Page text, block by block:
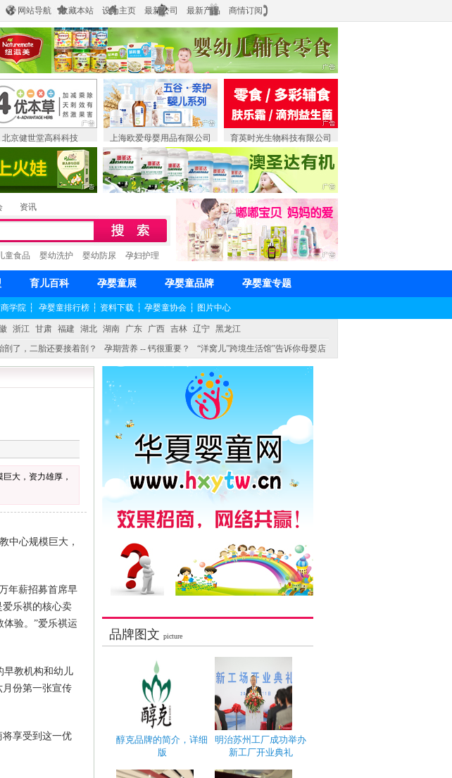
网站导航 收藏本站 设为主页 最新公司 最新产品 商情订阅
北京健世堂高科科技 上海欧爱母婴用品有限公司 育英时光生物科技有限公司
资讯
童食品 婴幼洗护 婴幼防尿 孕妇护理
育儿百科 孕婴童展 孕婴童品牌 孕婴童专题
学院 ┆ 孕婴童排行榜 ┆ 资料下载 ┆ 孕婴童协会 ┆ 图片中心
浙江 甘肃 福建 湖北 湖南 广东 广西 吉林 辽宁 黑龙江
剖了，二胎还要接着剖？ 孕期营养 -- 钙很重要？
“洋窝儿”跨境生活馆”告诉你母婴店
大，资力雄厚，
中心规模巨大，
年薪招募首席早
爱乐祺的核心卖
验。”爱乐祺运
早教机构和幼儿
月份第一张宣传
将享受到这一优
品牌图文 picture
醇克品牌的简介，详细
版
明治苏州工厂成功举办
新工厂开业典礼